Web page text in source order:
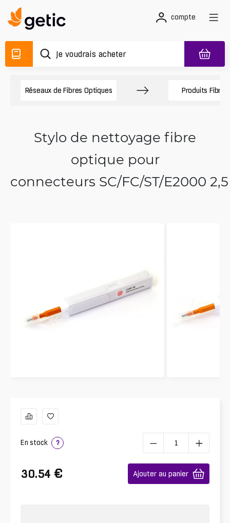
compte
Réseaux de Fibres Optiques Produits Fibre
Stylo de nettoyage fibre
optique pour
connecteurs SC/FC/ST/E2000
En stock ?
30.54 € Ajouter au panier